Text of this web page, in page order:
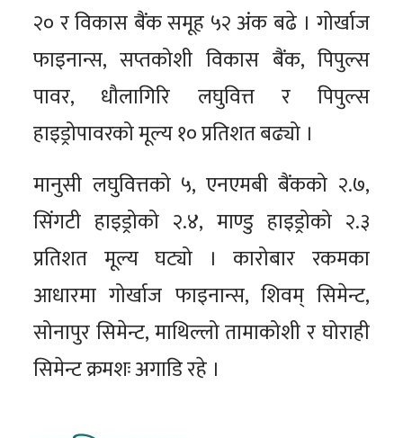
२० र विकास बैंक समूह ५२ अंक बढे । गोर्खाज
फाइनान्स, सप्तकोशी विकास बैंक, पिपुल्स
पावर, धौलागिरि लघुवित्त र पिपुल्स
हाइड्रोपावरको मूल्य १० प्रतिशत बढ्यो ।
मानुसी लघुवित्तको ५, एनएमबी बैंकको २.७,
सिंगटी हाइड्रोको २.४, माण्डु हाइड्रोको २.३
प्रतिशत मूल्य घट्यो । कारोबार रकमका
आधारमा गोर्खाज फाइनान्स, शिवम् सिमेन्ट,
सोनापुर सिमेन्ट, माथिल्लो तामाकोशी र घोराही
सिमेन्ट क्रमशः अगाडि रहे ।